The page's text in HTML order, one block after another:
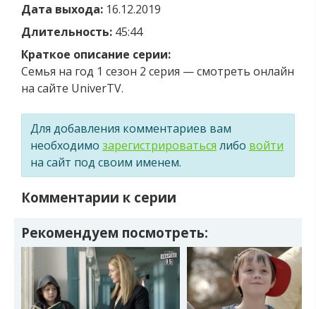
Дата выхода: 16.12.2019
Длительность: 45:44
Краткое описание серии:
Семья на год 1 сезон 2 серия — смотреть онлайн
на сайте UniverTV.
Для добавления комментариев вам
необходимо зарегистрироваться либо войти
на сайт под своим именем.
Комментарии к серии
Рекомендуем посмотреть: